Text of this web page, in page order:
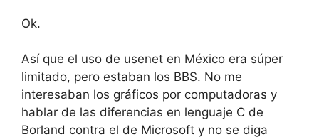
Ok.
Así que el uso de usenet en México era súper
limitado, pero estaban los BBS. No me
interesaban los gráficos por computadoras y
hablar de las diferencias en lenguaje C de
Borland contra el de Microsoft y no se diga